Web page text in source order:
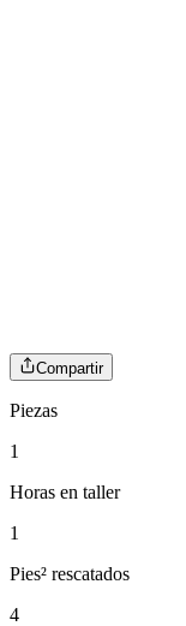
Compartir
Piezas
1
Horas en taller
1
Pies² rescatados
4